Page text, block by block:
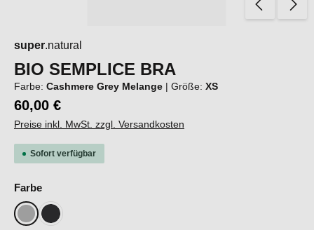
super.natural
BIO SEMPLICE BRA
Farbe: Cashmere Grey Melange | Größe: XS
60,00 €
Preise inkl. MwSt. zzgl. Versandkosten
Sofort verfügbar
Farbeauswählen
Cashmere Grey Melange
Jet Black